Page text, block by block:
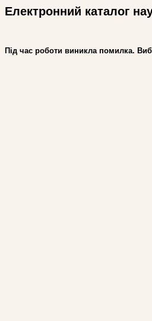
Електронний каталог
Під час роботи виникла помилка.